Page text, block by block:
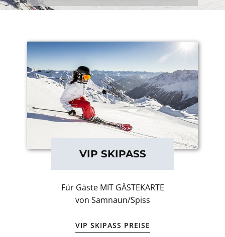
VIP SKIPASS
Für Gäste MIT GÄSTEKARTE
von Samnaun/Spiss
VIP SKIPASS PREISE